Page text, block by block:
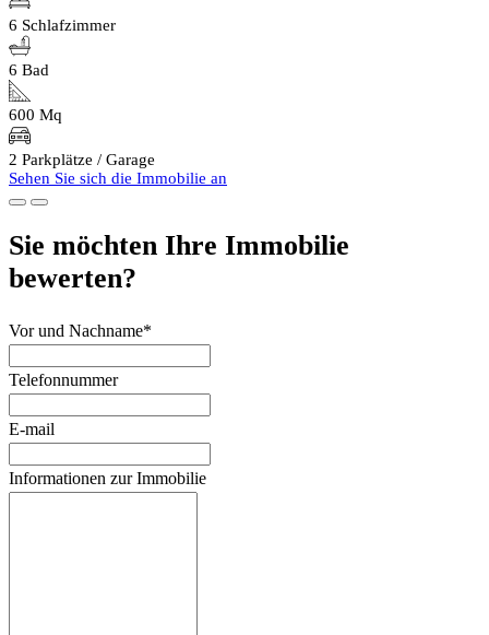
6 Schlafzimmer
6 Bad
600 Mq
2 Parkplätze / Garage
Sehen Sie sich die Immobilie an
Sie möchten Ihre Immobilie
bewerten?
Vor und Nachname*
Telefonnummer
E-mail
Informationen zur Immobilie